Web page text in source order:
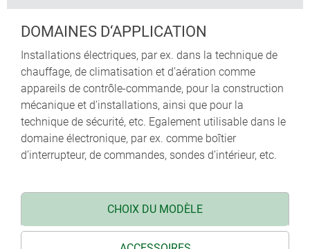
DOMAINES D‘APPLICATION
Installations électriques, par ex. dans la technique de
chauffage, de climatisation et d’aération comme
appareils de contrôle-commande, pour la construction
mécanique et d'installations, ainsi que pour la
technique de sécurité, etc. Egalement utilisable dans le
domaine électronique, par ex. comme boîtier
d’interrupteur, de commandes, sondes d’intérieur, etc.
CHOIX DU MODÈLE